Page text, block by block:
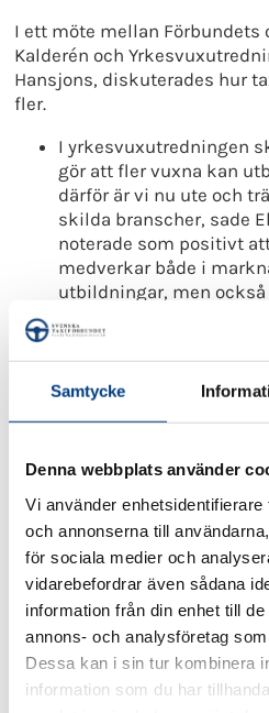
Samtycke
Denna webbplats använder
Vi använder
och annonserna till
för sociala medier och
vidarebefordrar även sådana
information från din enhet till
annons- och analysföretag
Dessa kan i sin tur kombinera
information som du har
I ett möte mellan Förbundets
Kalderén och
Hansjons, diskuterades hur
fler.
I yrkesvuxutredningen
gör att fler vuxna kan
därför är vi nu ute och
skilda branscher, sade
noterade som positivt
medverkar både i
utbildningar, men
utbildningarnas
praktikplatser.
Från Svenska
sänka åldern för att få
krävs det att man har fyllt 21
Åldern för
till 18 år, så att lika
yrkesförare inom
Lennart Kalderén.
avskaffas som gör att
vänta två år efter erlagt
om taxiförarlegitimation